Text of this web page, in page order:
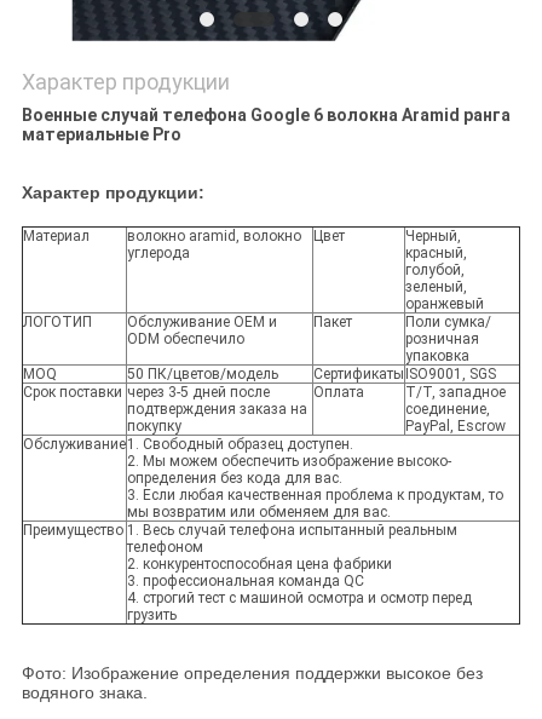
Характер продукции
Военные случай телефона Google 6 волокна Aramid ранга
материальные Pro
Характер продукции:
Материал
волокно aramid, волокно
углерода
Цвет
Черный,
красный,
голубой,
зеленый,
оранжевый
ЛОГОТИП
Обслуживание OEM и
ODM обеспечило
Пакет
Поли сумка/
розничная
упаковка
MOQ
50 ПК/цветов/модель Сертификаты ISO9001, SGS
Срок поставки через 3-5 дней после
подтверждения заказа на
покупку
Оплата
T/T, западное
соединение,
PayPal, Escrow
Обслуживание1. Свободный образец доступен.
2. Мы можем обеспечить изображение высоко-
определения без кода для вас.
3. Если любая качественная проблема к продуктам, то
мы возвратим или обменяем для вас.
Преимущество 1. Весь случай телефона испытанный реальным
телефоном
2. конкурентоспособная цена фабрики
3. профессиональная команда QC
4. строгий тест с машиной осмотра и осмотр перед
грузить
Фото: Изображение определения поддержки высокое без
водяного знака.